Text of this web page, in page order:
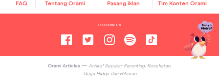
FAQ Tentang Orami Pasang iklan Tim Konten Orami
FOLLOW US
Orami Articles — Artikel Seputar Parenting, Kesehatan,
Gaya Hidup dan Hiburan